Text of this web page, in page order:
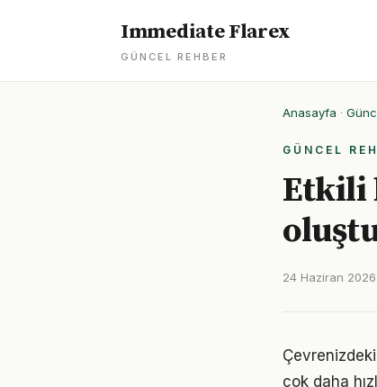
Immediate Flarex
GÜNCEL REHBER
Anasayfa ·
GÜNCEL
Etkili
24 Haziran 2026
çok daha